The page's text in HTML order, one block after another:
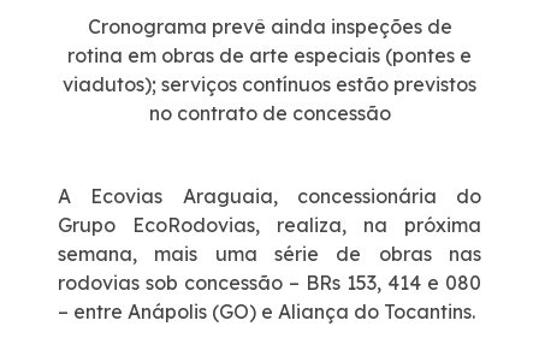
Ouvidoria
Dúvidas
Fornecedores
Cronograma prevê ainda inspeções de
rotina em obras de arte especiais (pontes e
viadutos); serviços contínuos estão previstos
no contrato de concessão
A Ecovias Araguaia, concessionária do
Grupo EcoRodovias, realiza, na próxima
semana, mais uma série de obras nas
rodovias sob concessão – BRs 153, 414 e 080
– entre Anápolis (GO) e Aliança do Tocantins.